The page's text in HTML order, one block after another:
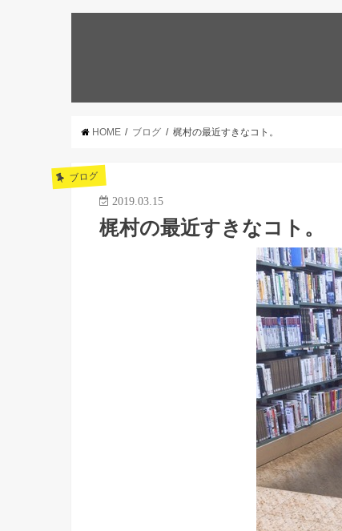
HOME ブログ 梶村の最近すきなコト。
ブログ
2019.03.15
梶村の最近すきなコト。